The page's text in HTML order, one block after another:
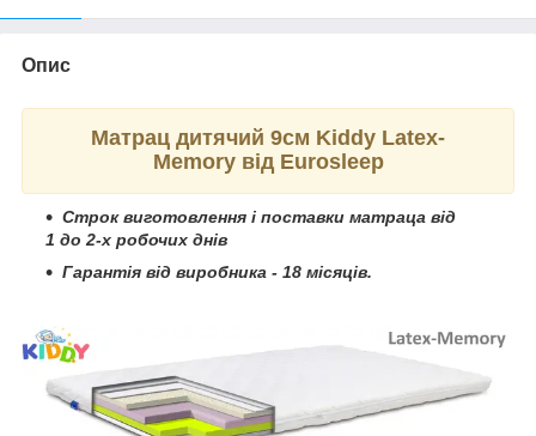
Опис
Матрац дитячий 9см Kiddy Latex-
Memoryвід Eurosleep
Строк виготовлення і поставки матраца від
1 до 2-х робочих днів
Гарантія від виробника - 18 місяців.